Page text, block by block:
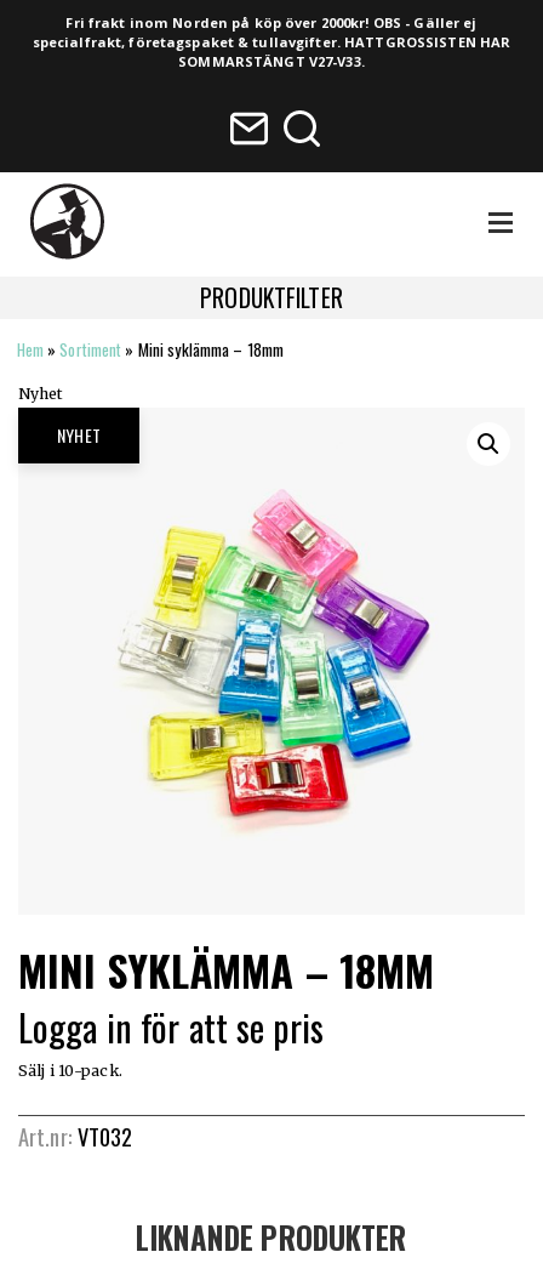
Fri frakt inom Norden på köp över 2000kr! OBS - Gäller ej
specialfrakt, företagspaket & tullavgifter. HATTGROSSISTEN HAR
SOMMARSTÄNGT V27-V33.
PRODUKTFILTER
HELA SORTIMENTET
LIMITERADE
UTGÅENDE
Hem »Sortiment » Mini syklämma – 18mm
Nyhet
NYHET
MINI SYKLÄMMA – 18MM
Logga in för att se pris
Sälj i 10-pack.
Art.nr:VT032
LIKNANDE PRODUKTER